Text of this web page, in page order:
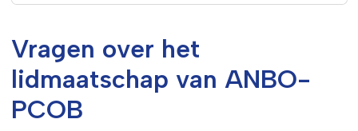
Vragen over het
lidmaatschap van ANBO-
PCOB